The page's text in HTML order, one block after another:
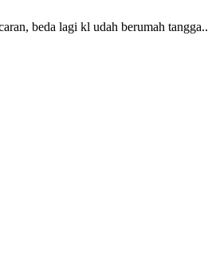
beda lagi kl udah berumah tangga..